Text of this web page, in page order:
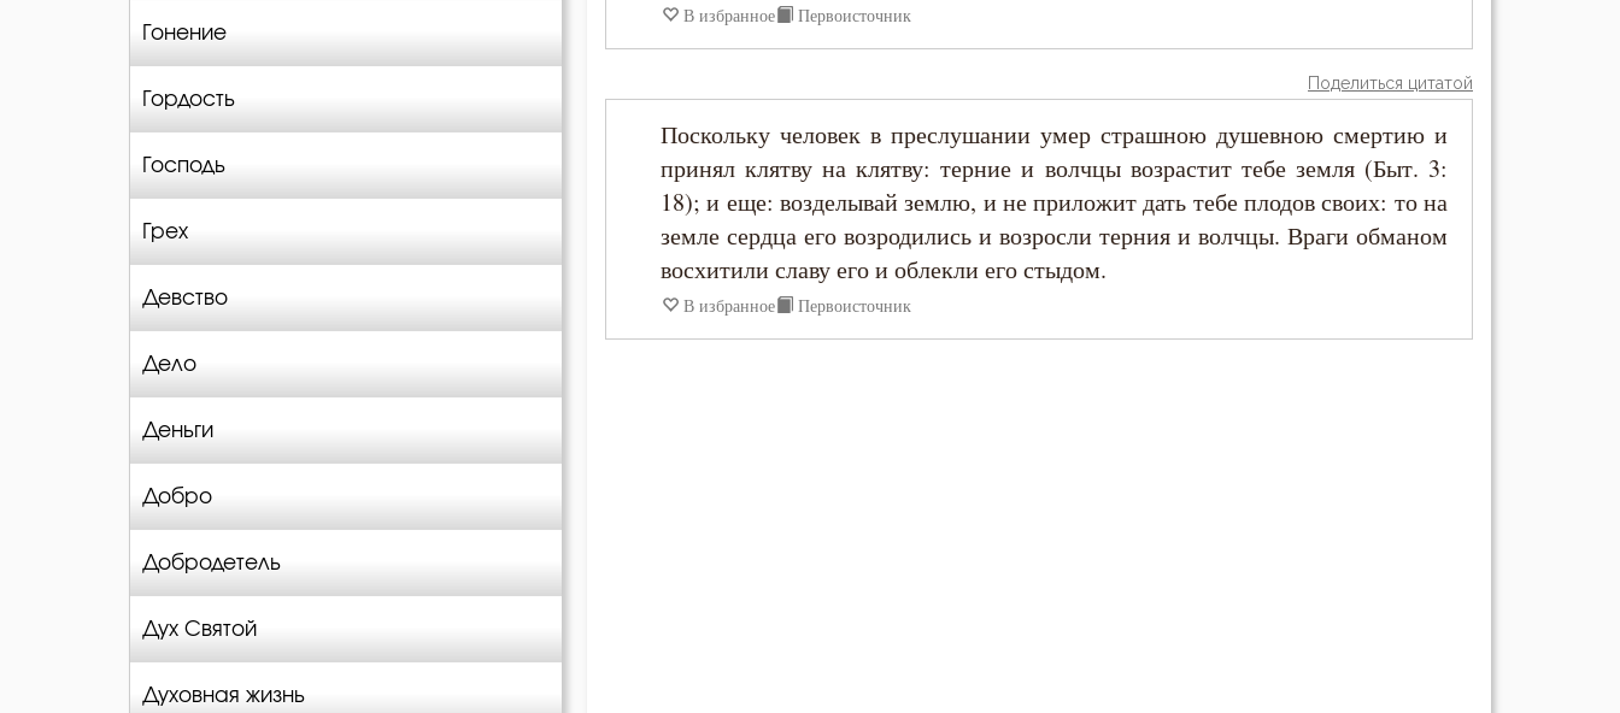
Гонение
Гордость
Господь
Грех
Девство
Дело
Деньги
Добро
Добродетель
Дух Святой
Духовная жизнь
В избранное Первоисточник
Поделиться цитатой
Поскольку человек в преслушании умер страшною душевною смертию и
принял клятву на клятву: терние и волчцы возрастит тебе земля (Быт. 3:
18); и еще: возделывай землю, и не приложит дать тебе плодов своих: то на
земле сердца его возродились и возросли терния и волчцы. Враги обманом
восхитили славу его и облекли его стыдом.
В избранное Первоисточник